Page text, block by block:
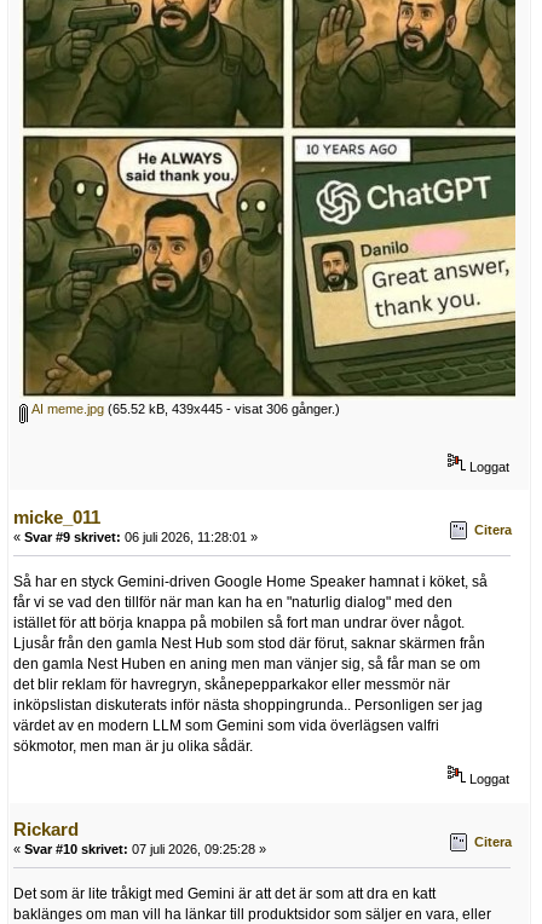
AI meme.jpg (65.52 kB, 439x445 - visat 306 gånger.)
Loggat
micke_011
« Svar #9 skrivet: 06 juli 2026, 11:28:01 » Citera
Så har en styck Gemini-driven Google Home Speaker hamnat i köket, så
får vi se vad den tillför när man kan ha en "naturlig dialog" med den
istället för att börja knappa på mobilen så fort man undrar över något.
Ljusår från den gamla Nest Hub som stod där förut, saknar skärmen från
den gamla Nest Huben en aning men man vänjer sig, så får man se om
det blir reklam för havregryn, skånepepparkakor eller messmör när
inköpslistan diskuterats inför nästa shoppingrunda.. Personligen ser jag
värdet av en modern LLM som Gemini som vida överlägsen valfri
sökmotor, men man är ju olika sådär.
Loggat
Rickard
« Svar #10 skrivet: 07 juli 2026, 09:25:28 » Citera
Det som är lite tråkigt med Gemini är att det är som att dra en katt
baklänges om man vill ha länkar till produktsidor som säljer en vara, eller